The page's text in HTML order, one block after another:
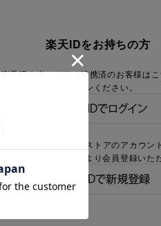
楽天IDをお持ちの方
楽天IDを当ストアに連携済のお客様はこ
ログインください。
楽天IDをお持ちで、当ストアのアカウン
でないお客様はこちらより会員登録いた